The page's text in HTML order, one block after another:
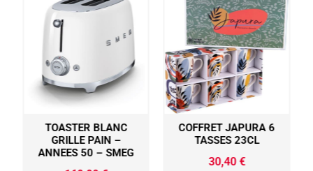
TOASTER BLANC
GRILLE PAIN –
ANNEES 50 – SMEG
COFFRET JAPURA 6
TASSES 23CL
30,40€